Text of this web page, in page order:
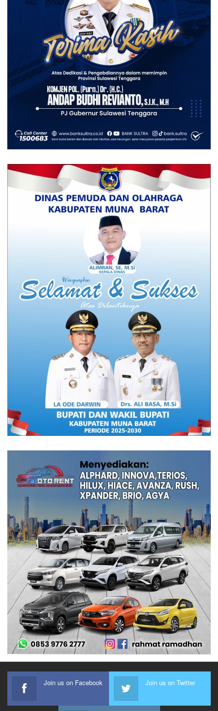
Join us on Facebook Join us on Twitter